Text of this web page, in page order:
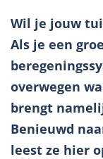
Wil je jouw
Als je een
overwegen
brengt
Benieuwd
leest ze hier